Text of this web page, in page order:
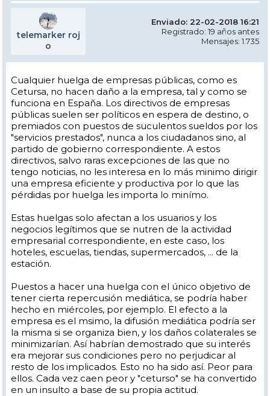
telemarker roj
o
Enviado: 22-02-2018 16:21
Registrado: 19 años antes
Mensajes: 1.735
Cualquier huelga de empresas públicas, como es
Cetursa, no hacen daño a la empresa, tal y como se
funciona en España. Los directivos de empresas
públicas suelen ser políticos en espera de destino, o
premiados con puestos de suculentos sueldos por los
"servicios prestados", nunca a los ciudadanos sino, al
partido de gobierno correspondiente. A estos
directivos, salvo raras excepciones de las que no
tengo noticias, no les interesa en lo más minimo dirigir
una empresa eficiente y productiva por lo que las
pérdidas por huelga les importa lo minímo.
Estas huelgas solo afectan a los usuarios y los
negocios legítimos que se nutren de la actividad
empresarial correspondiente, en este caso, los
hoteles, escuelas, tiendas, supermercados, ... de la
estación.
Puestos a hacer una huelga con el único objetivo de
tener cierta repercusión mediática, se podría haber
hecho en miércoles, por ejemplo. El efecto a la
empresa es el msimo, la difusión mediática podría ser
la misma si se organiza bien, y los daños colaterales se
minimizarían. Así habrían demostrado que su interés
era mejorar sus condiciones pero no perjudicar al
resto de los implicados. Esto no ha sido así. Peor para
ellos. Cada vez caen peor y "ceturso" se ha convertido
en un insulto a base de su propia actitud.